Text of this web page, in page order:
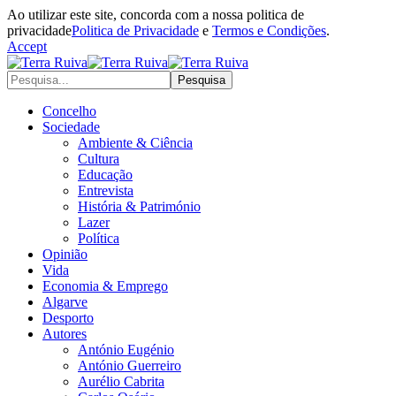
Ao utilizar este site, concorda com a nossa politica de
privacidadePolitica de Privacidade e Termos e Condições.
Accept
Concelho
Sociedade
Ambiente & Ciência
Cultura
Educação
Entrevista
História & Património
Lazer
Política
Opinião
Vida
Economia & Emprego
Algarve
Desporto
Autores
António Eugénio
António Guerreiro
Aurélio Cabrita